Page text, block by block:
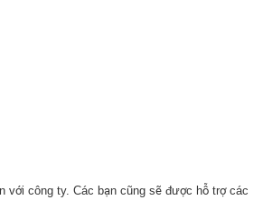
với công ty. Các bạn cũng sẽ được hỗ trợ các